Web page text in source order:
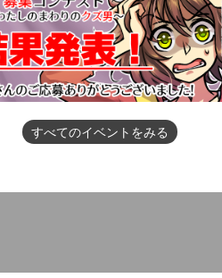
すべてのイベントをみる